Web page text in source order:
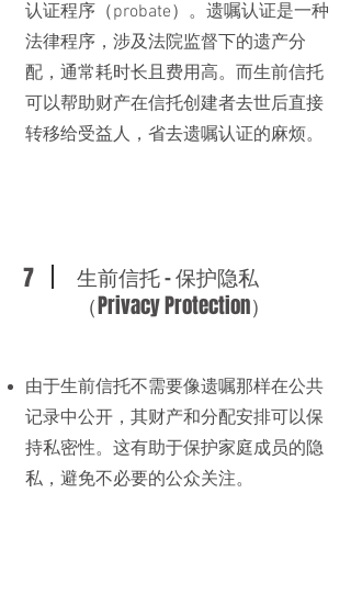
认证程序（probate）。遗嘱认证是一种
法律程序，涉及法院监督下的遗产分
配，通常耗时长且费用高。而生前信托
可以帮助财产在信托创建者去世后直接
转移给受益人，省去遗嘱认证的麻烦。
7
生前信托 - 保护隐私
（Privacy Protection）
由于生前信托不需要像遗嘱那样在公共
记录中公开，其财产和分配安排可以保
持私密性。这有助于保护家庭成员的隐
私，避免不必要的公众关注。